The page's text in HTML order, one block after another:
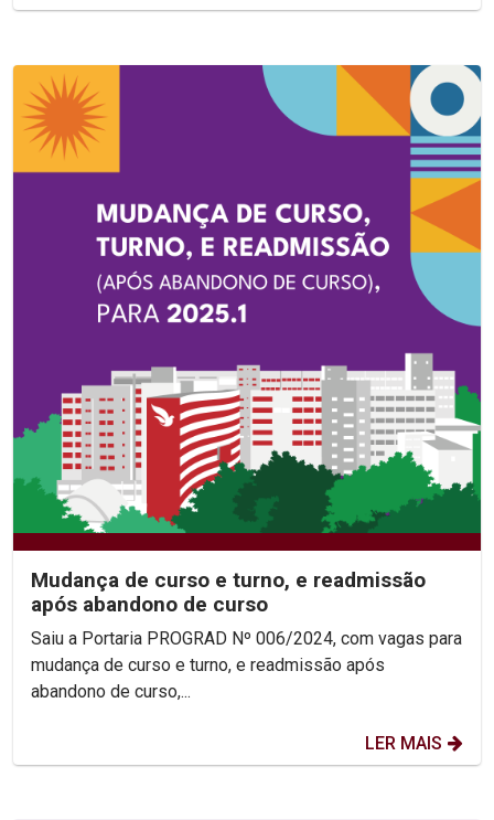
Mudança de curso e turno, e readmissão
após abandono de curso
Saiu a Portaria PROGRAD Nº 006/2024, com vagas para
mudança de curso e turno, e readmissão após
abandono de curso,...
LER MAIS